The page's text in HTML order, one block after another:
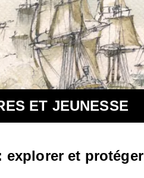
ET JEUNESSE
explorer et protéger